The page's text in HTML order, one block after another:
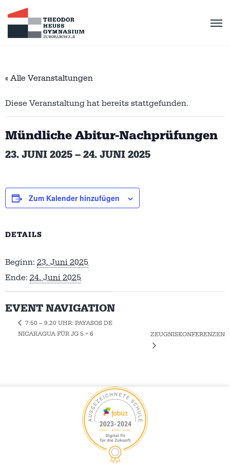
« Alle Veranstaltungen
Diese Veranstaltung hat bereits stattgefunden.
Mündliche Abitur-Nachprüfungen
23. JUNI 2025–24. JUNI 2025
Zum Kalender hinzufügen
DETAILS
Beginn: 23. Juni 2025
Ende: 24. Juni 2025
EVENT NAVIGATION
7:50 – 9.20 UHR: PAYASOS DE
NICARAGUA FÜR JG 5 + 6
ZEUGNISKONFERENZEN